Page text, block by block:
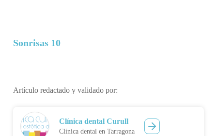
Sonrisas 10
Artículo redactado y validado por:
Clínica dental Curull
Clínica dental en Tarragona